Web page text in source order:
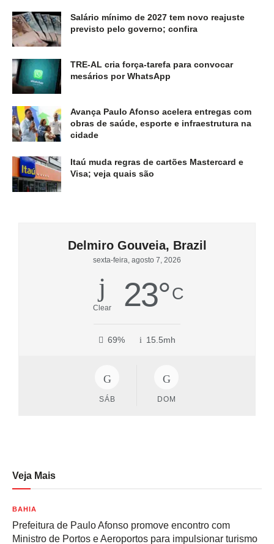
Salário mínimo de 2027 tem novo reajuste
previsto pelo governo; confira
TRE-AL cria força-tarefa para convocar
mesários por WhatsApp
Avança Paulo Afonso acelera entregas com
obras de saúde, esporte e infraestrutura na
cidade
Itaú muda regras de cartões Mastercard e
Visa; veja quais são
Delmiro Gouveia, Brazil
sexta-feira, agosto 7, 2026
Clear 23°C
69% 15.5mh
SÁB DOM
Veja Mais
BAHIA
Prefeitura de Paulo Afonso promove encontro com
Ministro de Portos e Aeroportos para impulsionar turismo